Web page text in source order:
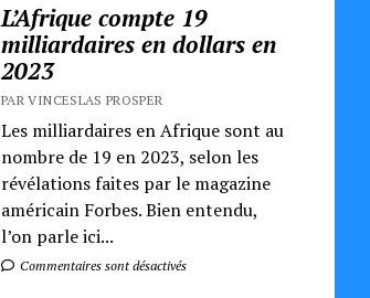
L’Afrique compte 19
milliardaires en dollars en
2023
PAR VINCESLAS PROSPER
Les milliardaires en Afrique sont au
nombre de 19 en 2023, selon les
révélations faites par le magazine
américain Forbes. Bien entendu,
l’on parle ici...
Commentaires sont désactivés